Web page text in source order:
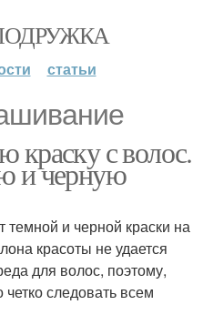
статьи
с волос.
и черную
темной и черной краски на
красоты не удается
для волос, поэтому,
следовать всем